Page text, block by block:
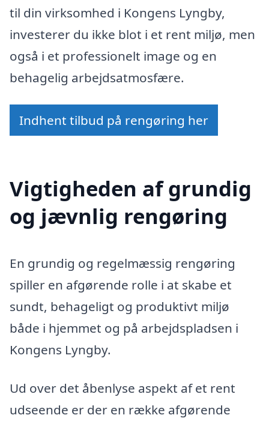
til din virksomhed i Kongens Lyngby,
investerer du ikke blot i et rent miljø, men
også i et professionelt image og en
behagelig arbejdsatmosfære.
Indhent tilbud på rengøring her
Vigtigheden af grundig
og jævnlig rengøring
En grundig og regelmæssig rengøring
spiller en afgørende rolle i at skabe et
sundt, behageligt og produktivt miljø
både i hjemmet og på arbejdspladsen i
Kongens Lyngby.
Ud over det åbenlyse aspekt af et rent
udseende er der en række afgørende